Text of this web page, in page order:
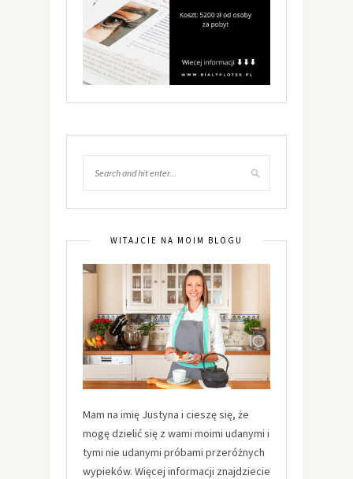
WITAJCIE NA MOIM BLOGU
Mam na imię Justyna i cieszę się, że
mogę dzielić się z wami moimi udanymi i
tymi nie udanymi próbami przeróżnych
wypieków. Więcej informacji znajdziecie